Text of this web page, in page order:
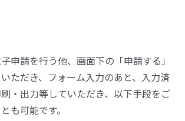
申請を行う他、画面下の「申請する」
ただき、フォーム入力のあと、入力済
・出力等していただき、以下手段をご
も可能です。